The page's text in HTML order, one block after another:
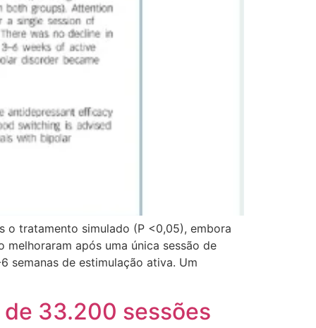
o tratamento simulado (P <0,05), embora
após uma única sessão de
semanas de estimulação ativa. Um
33.200 sessões